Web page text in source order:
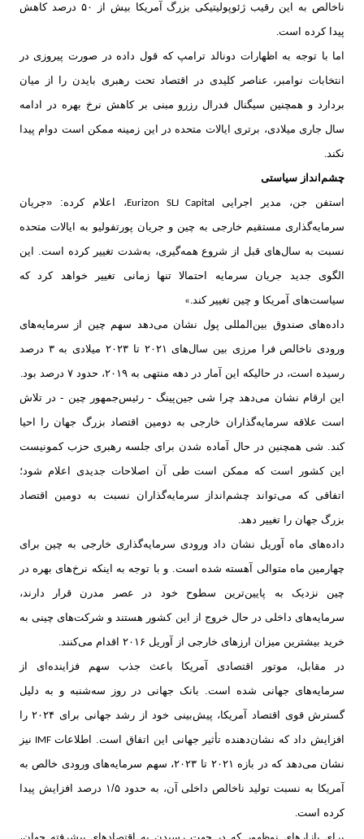
ناخالص به این رقیب ژئوپولیتیکی بزرگ آمریکا بیش از ۵۰ درصد کاهش
پیدا کرده است.
اما با توجه به اظهارات دونالد ترامپ که قول داده در صورت پیروزی در
انتخابات نوامبر، عناصر کلیدی در اقتصاد تحت رهبری بایدن را از میان
بردارد و همچنین سیگنال فدرال رزرو مبنی بر کاهش نرخ بهره در ادامه
سال جاری میلادی، برتری ایالات متحده در این زمینه ممکن است دوام پیدا
نکند.
چشم‌انداز سیاستی
استفن جن، مدیر اجراییEurizon SLJ Capital
، اعلام کرده: «جریان
سرمایه‌گذاری مستقیم خارجی به چین و جریان پورتفولیو به ایالات متحده
نسبت به سال‌های قبل از شروع همه‌گیری، به‌شدت تغییر کرده است. این
الگوی جدید جریان سرمایه احتمالا تنها زمانی تغییر خواهد کرد که
سیاست‌های آمریکا و چین تغییر کند.»
داده‌های صندوق بین‌المللی پول نشان می‌دهد سهم چین از سرمایه‌های
ورودی ناخالص فرا مرزی بین سال‌های ۲۰۲۱ تا ۲۰۲۳ میلادی به ۳ درصد
رسیده است، در حالیکه این آمار در دهه منتهی به ۲۰۱۹، حدود ۷ درصد بود
.
این ارقام نشان می‌دهد چرا شی‌ جین‌پینگ - رئیس‌جمهور چین - در تلاش
است علاقه سرمایه‌گذاران خارجی به دومین اقتصاد بزرگ جهان را احیا
کند. شی همچنین در حال آماده شدن برای جلسه رهبری حزب کمونیست
این کشور است که ممکن است طی آن اصلاحات جدیدی اعلام شود؛
اتفاقی که می‌تواند چشم‌انداز سرمایه‌گذاران نسبت به دومین اقتصاد
بزرگ جهان را تغییر دهد.
داده‌های ماه آوریل نشان داد ورودی سرمایه‌گذاری خارجی به چین برای
چهارمین ماه متوالی آهسته شده است. و با توجه به اینکه نرخ‌های بهره در
چین نزدیک به پایین‌ترین سطوح خود در عصر مدرن قرار دارند،
سرمایه‌های داخلی در حال خروج از این کشور هستند و شرکت‌های چینی به
خرید بیشترین میزان ارزهای خارجی از آوریل ۲۰۱۶ اقدام می‌کنند
.
در مقابل، موتور اقتصادی آمریکا باعث جذب سهم فزاینده‌ای از
سرمایه‌‌های جهانی شده است. بانک جهانی در روز سه‌شنبه و به دلیل
گسترش قوی اقتصاد آمریکا، پیش‌بینی خود از رشد جهانی برای ۲۰۲۴ را
افزایش داد که نشان‌دهنده تأثیر جهانی این اتفاق است. اطلاعات IMF
نیز
نشان می‌دهد که در بازه ۲۰۲۱ تا ۲۰۲۳، سهم سرمایه‌های ورودی خالص به
آمریکا به نسبت تولید ناخالص داخلی آن، به حدود ۱/۵ درصد افزایش پیدا
کرده است.